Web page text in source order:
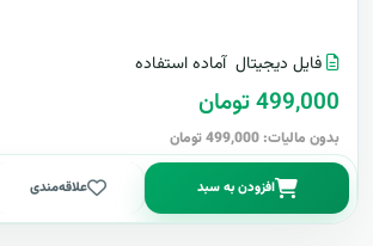
فایل دیجیتال آماده استفاده
499,000 تومان
بدون مالیات: 499,000 تومان
افزودن به سبد علاقه‌مندی